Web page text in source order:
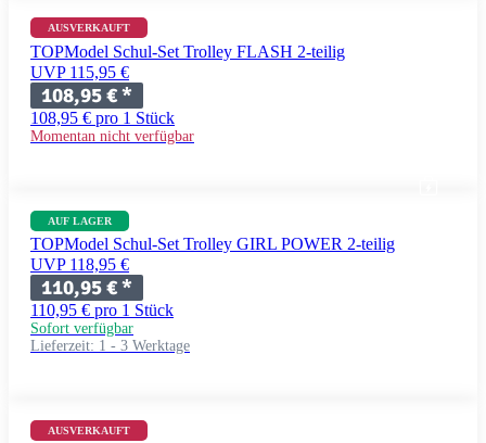
AUSVERKAUFT
TOPModel Schul-Set Trolley FLASH 2-teilig
UVP 115,95 €
108,95 €*
108,95 € pro 1 Stück
Momentan nicht verfügbar
AUF LAGER
TOPModel Schul-Set Trolley GIRL POWER 2-teilig
UVP 118,95 €
110,95 €*
110,95 € pro 1 Stück
Sofort verfügbar
Lieferzeit: 1 - 3 Werktage
AUSVERKAUFT